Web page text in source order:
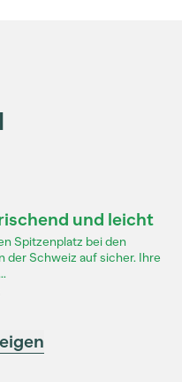
und leicht
Spitzenplatz bei den
der Schweiz auf sicher. Ihre